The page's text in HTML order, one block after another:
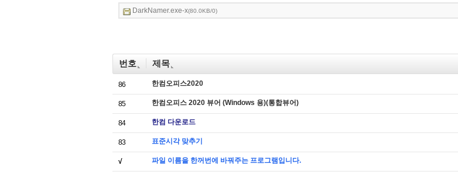
DarkNamer.exe-x(80.0KB/0)
번호 제목
86 한컴오피스2020
85 한컴오피스 2020 뷰어 (Windows 용)(통합뷰어)
84 한컴 다운로드
83 표준시각 맞추기
√ 파일 이름을 한꺼번에 바꿔주는 프로그램입니다.